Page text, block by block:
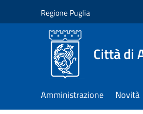
Regione Puglia
Città di
Amministrazione Novità